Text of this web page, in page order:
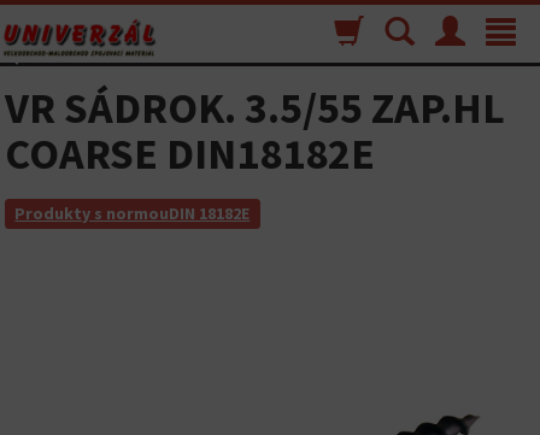
Toggle
Menu
Vyhľadávanie
Nákupný
košík
VR SÁDROK. 3.5/55 ZAP.HL
COARSE DIN18182E
Produkty s normouDIN 18182E